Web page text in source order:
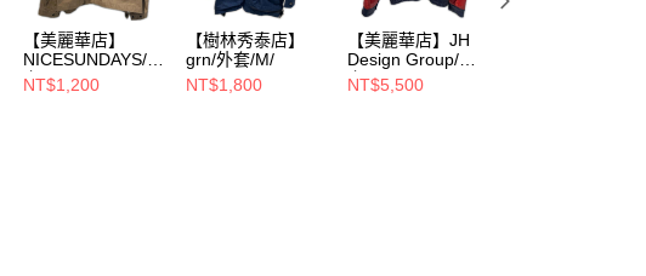
【美麗華店】
NICESUNDAYS/外
套/XL/
NT$1,200
【樹林秀泰店】
grn/外套/M/
NT$1,800
【美麗華店】JH
Design Group/外
套/XL/
NT$5,500